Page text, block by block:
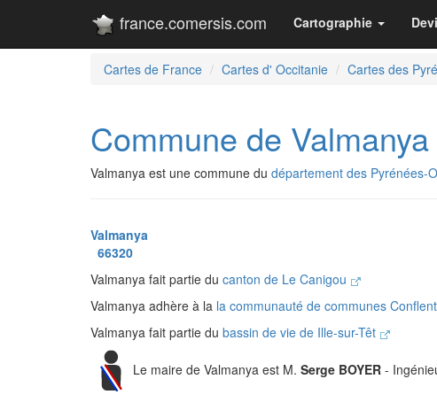
france.comersis.com Cartographie
Cartes de France Cartes d' Occitanie Cartes des
Commune de Valmanya
Valmanya est une commune du département des Pyrénées-
Valmanya
66320
Valmanya fait partie du canton de Le Canigou
Valmanya adhère à la la communauté de communes
Valmanya fait partie du bassin de vie de Ille-sur-Têt
Le maire de Valmanya est M. Serge BOYER -